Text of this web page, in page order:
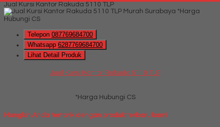
Jual Kursi Kantor Rakuda 5110 TLP
*Harga
Hubungi CS
Telepon 087769684700
Whatsapp 6287769684700
Lihat Detail Produk
Jual Kursi Kantor Rakuda 5110 TLP
*Harga Hubungi CS
Mungkin Anda tertarik dengan produk terbaru kami